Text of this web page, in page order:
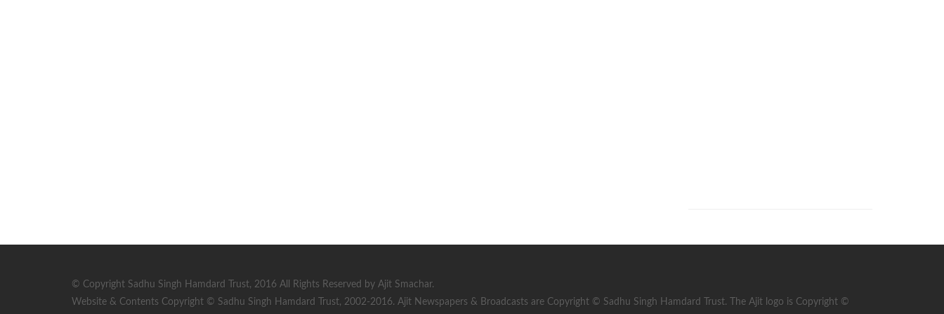
© Copyright Sadhu Singh Hamdard Trust, 2016 All Rights Reserved by Ajit Smachar.
Website & Contents Copyright © Sadhu Singh Hamdard Trust, 2002-2016. Ajit Newspapers & Broadcasts are Copyright © Sadhu Singh Hamdard Trust. The Ajit logo is Copyright ©